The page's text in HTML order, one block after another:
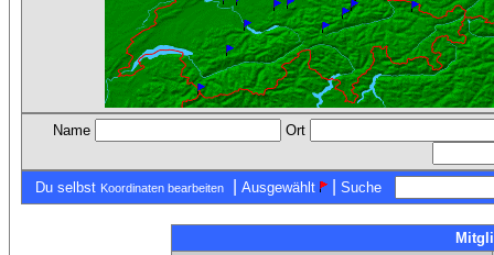
Name Ort
Du selbst Koordinaten bearbeiten Ausgewählt | Suche